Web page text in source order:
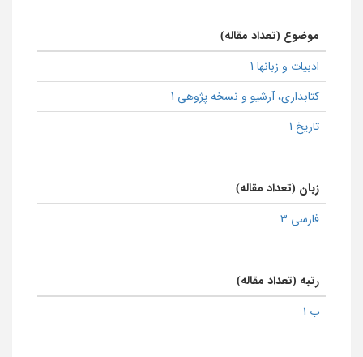
موضوع (تعداد مقاله)
ادبیات و زبانها 1
كتابداری، آرشیو و نسخه پژوهی 1
تاریخ 1
زبان (تعداد مقاله)
فارسی 3
رتبه (تعداد مقاله)
ب 1